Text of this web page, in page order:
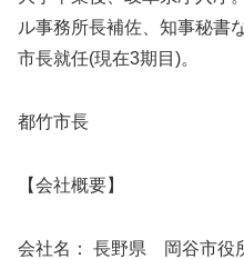
ル事務所長補佐、知事秘書
市長就任(現在3期目)。
都竹市長
【会社概要】
会社名： 長野県 岡谷市役